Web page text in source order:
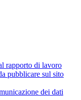
rapporto di lavoro
pubblicare sul sito
dei dati